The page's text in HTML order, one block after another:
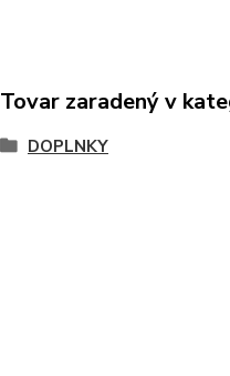
Tovar zaradený v
DOPLNKY